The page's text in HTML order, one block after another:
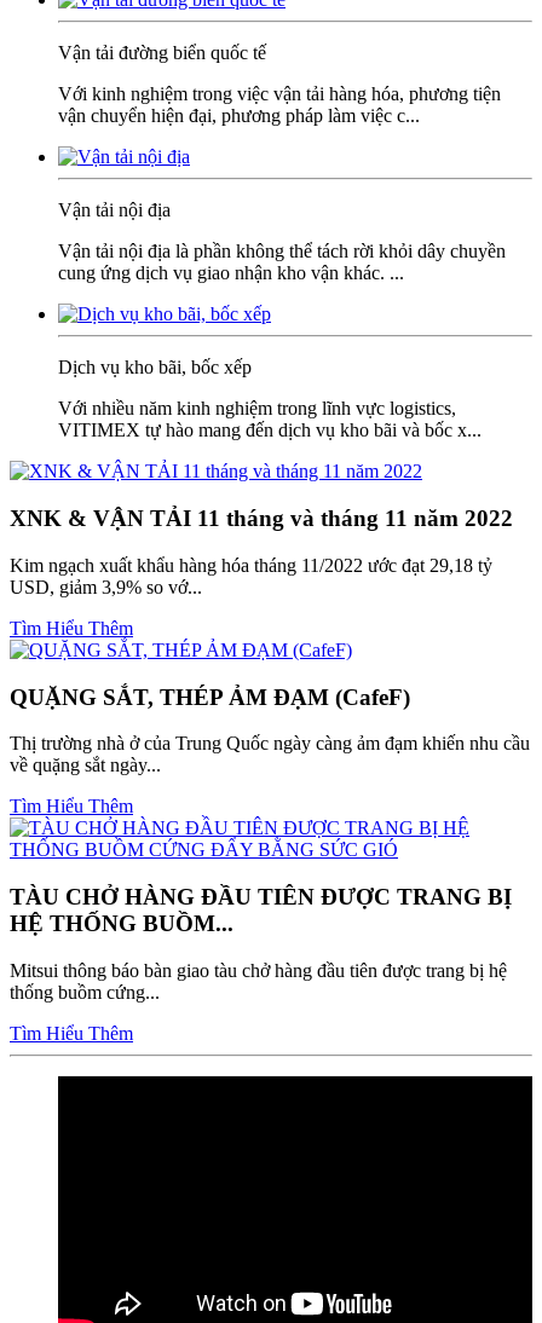
Vận tải đường biển quốc tế
Với kinh nghiệm trong việc vận tải hàng hóa, phương tiện
vận chuyển hiện đại, phương pháp làm việc c...
Vận tải nội địa
Vận tải nội địa là phần không thể tách rời khỏi dây chuyền
cung ứng dịch vụ giao nhận kho vận khác. ...
Dịch vụ kho bãi, bốc xếp
Với nhiều năm kinh nghiệm trong lĩnh vực logistics,
VITIMEX tự hào mang đến dịch vụ kho bãi và bốc x...
XNK & VẬN TẢI 11 tháng và tháng 11 năm 2022
Kim ngạch xuất khẩu hàng hóa tháng 11/2022 ước đạt 29,18 tỷ
USD, giảm 3,9% so vớ...
Tìm Hiểu Thêm
QUẶNG SẮT, THÉP ẢM ĐẠM (CafeF)
Thị trường nhà ở của Trung Quốc ngày càng ảm đạm khiến nhu cầu
về quặng sắt ngày...
Tìm Hiểu Thêm
TÀU CHỞ HÀNG ĐẦU TIÊN ĐƯỢC TRANG BỊ
HỆ THỐNG BUỒM...
Mitsui thông báo bàn giao tàu chở hàng đầu tiên được trang bị hệ
thống buồm cứng...
Tìm Hiểu Thêm